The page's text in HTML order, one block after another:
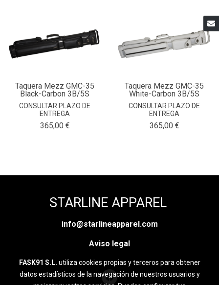
Taquera Mezz GMC-35
Black-Carbon 3B/5S
CONSULTAR PLAZO DE
ENTREGA
365,00 €
Taquera Mezz GMC-35
White-Carbon 3B/5S
CONSULTAR PLAZO DE
ENTREGA
365,00 €
STARLINE APPAREL
info@starlineapparel.com
Aviso legal
FASK91 S.L. utiliza cookies propias y terceros para obtener
datos estadísticos de la navegación de nuestros usuarios y